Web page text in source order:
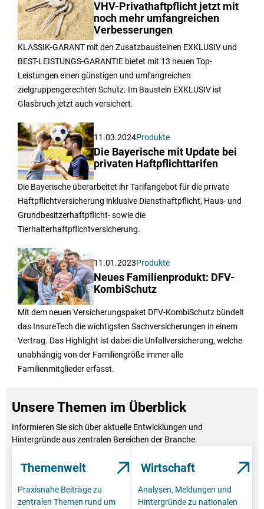
VHV-Privathaftpflicht jetzt mit
noch mehr umfangreichen
Verbesserungen
KLASSIK-GARANT mit den Zusatzbausteinen EXKLUSIV und
BEST-LEISTUNGS-GARANTIE bietet mit 13 neuen Top-
Leistungen einen günstigen und umfangreichen
zielgruppengerechten Schutz. Im Baustein EXKLUSIV ist
Glasbruch jetzt auch versichert.
11.03.2024Produkte
Die Bayerische mit Update bei
privaten Haftpflichttarifen
Die Bayerische überarbeitet ihr Tarifangebot für die private
Haftpflichtversicherung inklusive Diensthaftpflicht, Haus- und
Grundbesitzerhaftpflicht- sowie die
Tierhalterhaftpflichtversicherung.
11.01.2023Produkte
Neues Familienprodukt: DFV-
KombiSchutz
Mit dem neuen Versicherungspaket DFV-KombiSchutz bündelt
das InsureTech die wichtigsten Sachversicherungen in einem
Vertrag. Das Highlight ist dabei die Unfallversicherung, welche
unabhängig von der Familiengröße immer alle
Familienmitglieder erfasst.
Unsere Themen im Überblick
Informieren Sie sich über aktuelle Entwicklungen und
Hintergründe aus zentralen Bereichen der Branche.
Themenwelt
Praxisnahe Beiträge zu
zentralen Themen rund um
Wirtschaft
Analysen, Meldungen und
Hintergründe zu nationalen